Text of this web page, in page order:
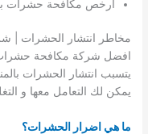
ارخص مكافحة حشرات
مخاطر انتشار الحشرات |
افضل شركة مكافحة
يتسبب انتشار الحشرات
يمكن لك التعامل معها و
ما هي اضرار الحشرات؟